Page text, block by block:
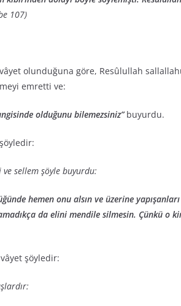
107)
olunduğuna göre, Resûlullah
emretti ve:
olduğunu bilemezsiniz” buyurdu.
sellem şöyle buyurdu:
hemen onu alsın ve üzerine
da elini mendile silmesin. Çünkü o
şöyledir: